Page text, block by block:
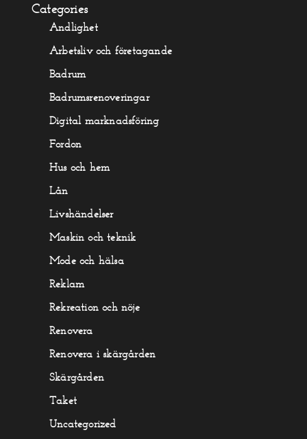
Categories
Andlighet
Arbetsliv och företagande
Badrum
Badrumsrenoveringar
Digital marknadsföring
Fordon
Hus och hem
Lån
Livshändelser
Maskin och teknik
Mode och hälsa
Reklam
Rekreation och nöje
Renovera
Renovera i skärgården
Skärgården
Taket
Uncategorized